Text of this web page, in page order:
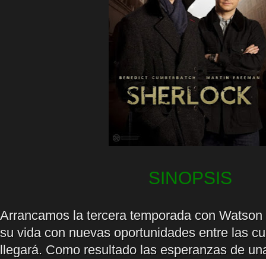
SINOPSIS
Arrancamos la tercera temporada con
su vida con nuevas oportunidades entre las
llegará. Como resultado las esperanzas de